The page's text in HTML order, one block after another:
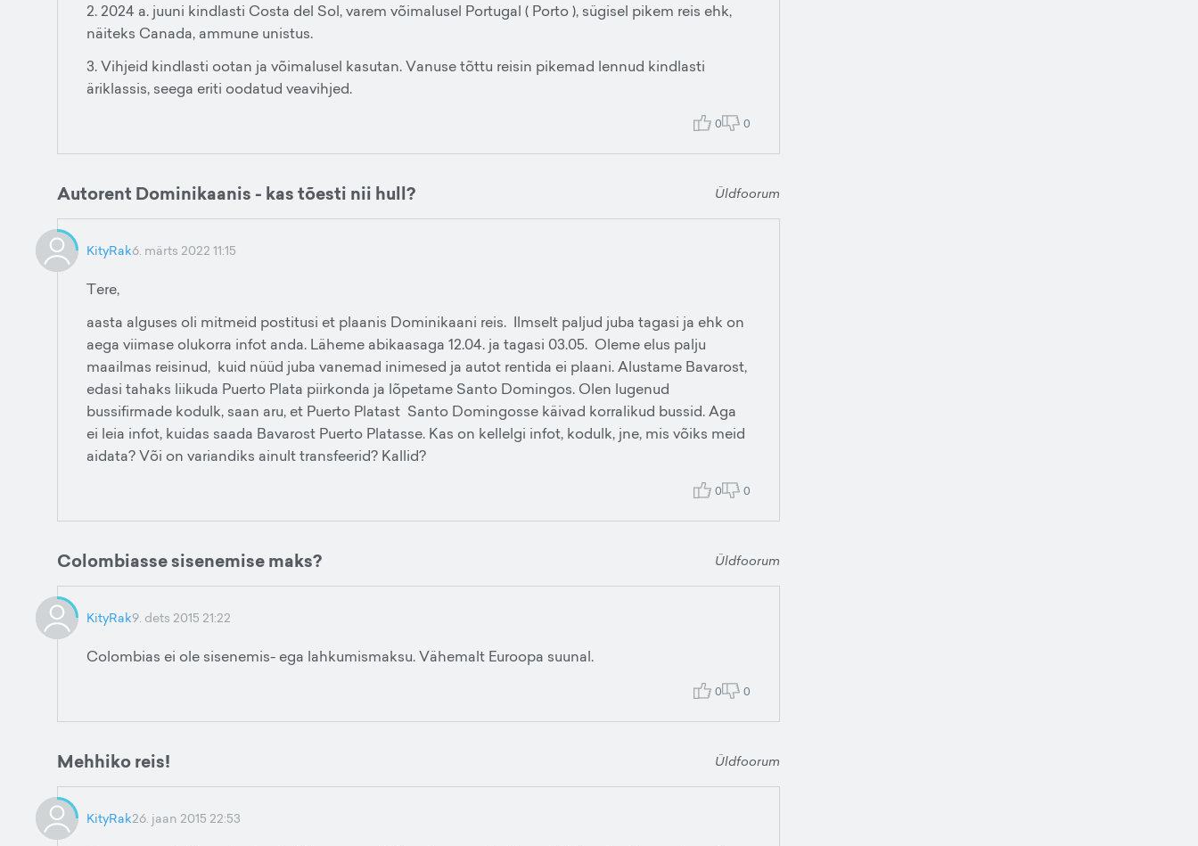
2. 2024 a. juuni kindlasti Costa del Sol, varem võimalusel Portugal ( Porto ), sügisel pikem reis ehk,
näiteks Canada, ammune unistus.
3. Vihjeid kindlasti ootan ja võimalusel kasutan. Vanuse tõttu reisin pikemad lennud kindlasti
äriklassis, seega eriti oodatud veavihjed.
0 0
Autorent Dominikaanis - kas tõesti nii hull? Üldfoorum
KityRak6. märts 2022 11:15
Tere,
aasta alguses oli mitmeid postitusi et plaanis Dominikaani reis. Ilmselt paljud juba tagasi ja ehk on
aega viimase olukorra infot anda. Läheme abikaasaga 12.04. ja tagasi 03.05. Oleme elus palju
maailmas reisinud, kuid nüüd juba vanemad inimesed ja autot rentida ei plaani. Alustame Bavarost,
edasi tahaks liikuda Puerto Plata piirkonda ja lõpetame Santo Domingos. Olen lugenud
bussifirmade kodulk, saan aru, et Puerto Platast Santo Domingosse käivad korralikud bussid. Aga
ei leia infot, kuidas saada Bavarost Puerto Platasse. Kas on kellelgi infot, kodulk, jne, mis võiks meid
aidata? Või on variandiks ainult transfeerid? Kallid?
0 0
Colombiasse sisenemise maks? Üldfoorum
KityRak9. dets 2015 21:22
Colombias ei ole sisenemis- ega lahkumismaksu. Vähemalt Euroopa suunal.
0 0
Mehhiko reis! Üldfoorum
KityRak26. jaan 2015 22:53